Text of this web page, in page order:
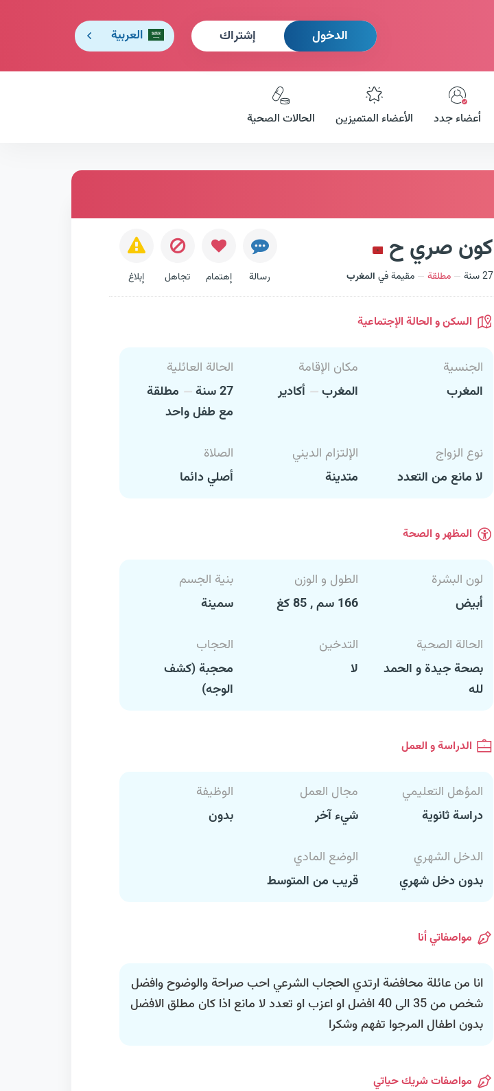
الدخول إشتراك العربية
أعضاء جدد الأعضاء المتميزين الحالات الصحية
كون صري ح
27 سنة مطلقة مقيمة في المغرب رسالة إهتمام تجاهل إبلاغ
السكن و الحالة الإجتماعية
الجنسية
المغرب
مكان الإقامة
المغرب
أكادير
الحالة العائلية
27 سنة
مطلقة
مع طفل واحد
نوع الزواج
لا مانع من التعدد
الإلتزام الديني
متدينة
الصلاة
أصلي دائما
المظهر و الصحة
لون البشرة
أبيض
الطول و الوزن
166 سم , 85 كغ
بنية الجسم
سمينة
الحالة الصحية
بصحة جيدة و الحمد
لله
التدخين
لا
الحجاب
محجبة (كشف
الوجه)
الدراسة و العمل
المؤهل التعليمي
دراسة ثانوية
مجال العمل
شيء آخر
الوظيفة
بدون
الدخل الشهري
بدون دخل شهري
الوضع المادي
قريب من المتوسط
مواصفاتي أنا
انا من عائلة محافضة ارتدي الحجاب الشرعي احب صراحة والوضوح وافضل
شخص من 35 الى 40 افضل او اعزب او تعدد لا مانع اذا كان مطلق الافضل
بدون اطفال المرجوا تفهم وشكرا
مواصفات شريك حياتي